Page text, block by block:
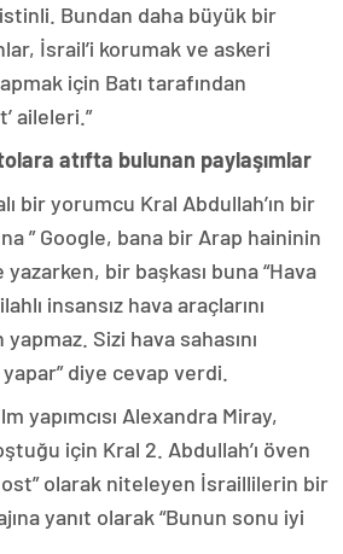
Bundan daha büyük bir
İsrail’i korumak ve askeri
için Batı tarafından
aileleri.”
atıfta bulunan paylaşımlar
bir yorumcu Kral Abdullah’ın bir
” Google, bana bir Arap haininin
bir başkası buna “Hava
insansız hava araçlarını
Sizi hava sahasını
diye cevap verdi.
yapımcısı Alexandra Miray,
için Kral 2. Abdullah’ı öven
olarak niteleyen İsraillilerin bir
yanıt olarak “Bunun sonu iyi